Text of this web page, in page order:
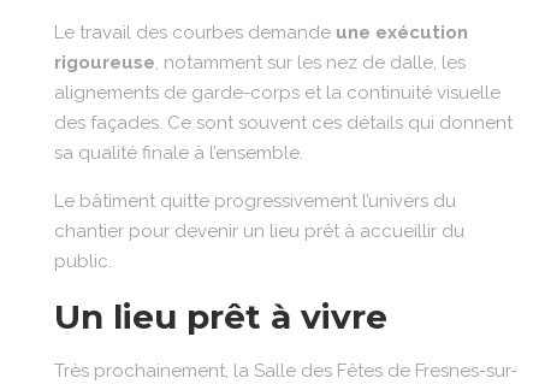
Le travail des courbes demande une exécution
rigoureuse, notamment sur les nez de dalle, les
alignements de garde-corps et la continuité visuelle
des façades. Ce sont souvent ces détails qui donnent
sa qualité finale à l’ensemble.
Le bâtiment quitte progressivement l’univers du
chantier pour devenir un lieu prêt à accueillir du
public.
Un lieu prêt à vivre
Très prochainement, la Salle des Fêtes de Fresnes-sur-